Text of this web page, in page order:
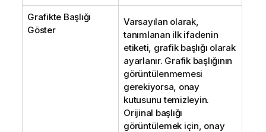
Grafikte Başlığı
Göster
Varsayılan olarak,
tanımlanan ilk ifadenin
etiketi, grafik başlığı olarak
ayarlanır. Grafik başlığının
görüntülenmemesi
gerekiyorsa, onay
kutusunu temizleyin.
Orijinal başlığı
görüntülemek için, onay